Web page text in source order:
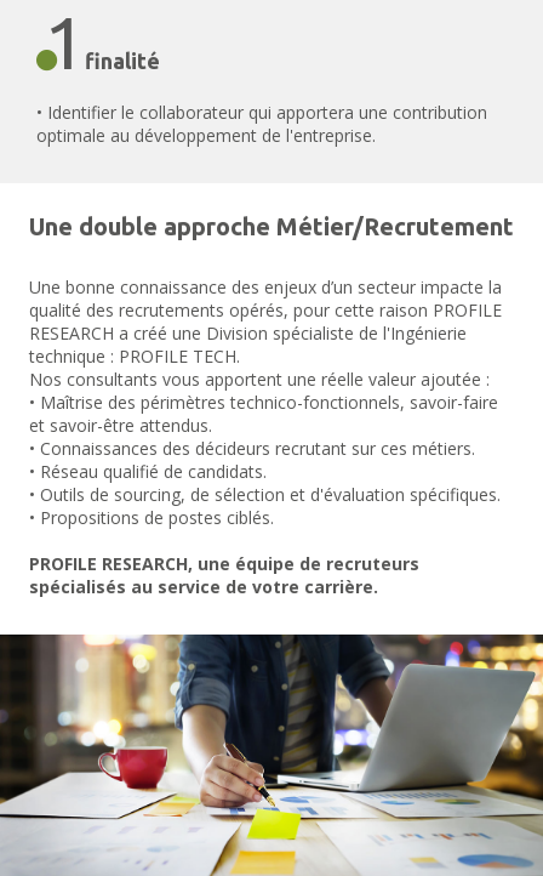
1 finalité
• Identifier le collaborateur qui apportera une contribution
optimale au développement de l'entreprise.
Une double approche Métier/Recrutement
Une bonne connaissance des enjeux d’un secteur impacte la
qualité des recrutements opérés, pour cette raison PROFILE
RESEARCH a créé une Division spécialiste de l'Ingénierie
technique : PROFILE TECH.
Nos consultants vous apportent une réelle valeur ajoutée :
• Maîtrise des périmètres technico-fonctionnels, savoir-faire
et savoir-être attendus.
• Connaissances des décideurs recrutant sur ces métiers.
• Réseau qualifié de candidats.
• Outils de sourcing, de sélection et d'évaluation spécifiques.
• Propositions de postes ciblés.
PROFILE RESEARCH, une équipe de recruteurs
spécialisés au service de votre carrière.